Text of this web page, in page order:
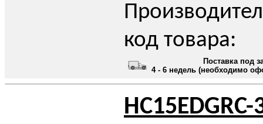
код товара:
Поставка под
4 - 6 недель (необходимо